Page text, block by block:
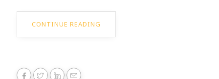
CONTINUE READING